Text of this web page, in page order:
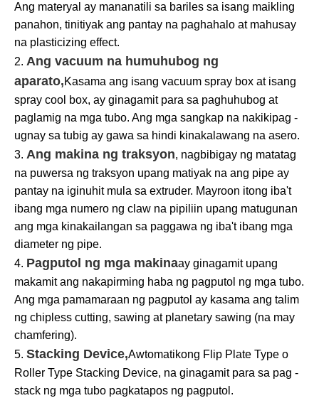
Ang materyal ay mananatili sa bariles sa isang maikling
panahon, tinitiyak ang pantay na paghahalo at mahusay
na plasticizing effect.
2. Ang vacuum na humuhubog ng
aparato,Kasama ang isang vacuum spray box at isang
spray cool box, ay ginagamit para sa paghuhubog at
paglamig na mga tubo. Ang mga sangkap na nakikipag -
ugnay sa tubig ay gawa sa hindi kinakalawang na asero.
3. Ang makina ng traksyon, nagbibigay ng matatag
na puwersa ng traksyon upang matiyak na ang pipe ay
pantay na iginuhit mula sa extruder. Mayroon itong iba't
ibang mga numero ng claw na pipiliin upang matugunan
ang mga kinakailangan sa paggawa ng iba't ibang mga
diameter ng pipe.
4. Pagputol ng mga makinaay ginagamit upang
makamit ang nakapirming haba ng pagputol ng mga tubo.
Ang mga pamamaraan ng pagputol ay kasama ang talim
ng chipless cutting, sawing at planetary sawing (na may
chamfering).
5. Stacking Device,Awtomatikong Flip Plate Type o
Roller Type Stacking Device, na ginagamit para sa pag -
stack ng mga tubo pagkatapos ng pagputol.